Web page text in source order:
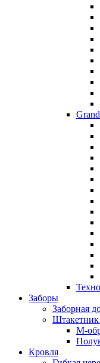
Заборы
Заборная
Штакетник
М-
Кровля